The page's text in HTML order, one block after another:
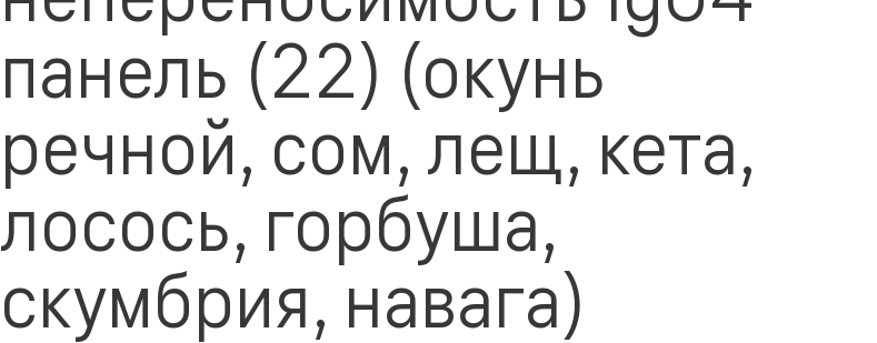
панель (22) (окунь
речной, сом, лещ, кета,
лосось, горбуша,
скумбрия, навага)